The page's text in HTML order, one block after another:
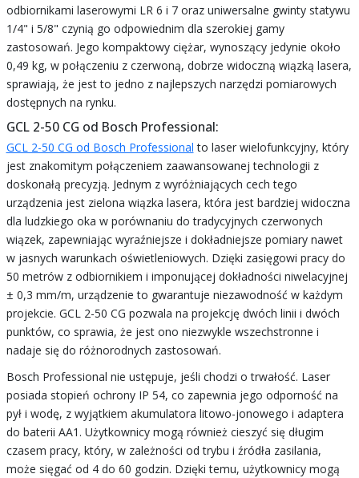
odbiornikami laserowymi LR 6 i 7 oraz uniwersalne gwinty statywu
1/4" i 5/8" czynią go odpowiednim dla szerokiej gamy
zastosowań. Jego kompaktowy ciężar, wynoszący jedynie około
0,49 kg, w połączeniu z czerwoną, dobrze widoczną wiązką lasera,
sprawiają, że jest to jedno z najlepszych narzędzi pomiarowych
dostępnych na rynku.
GCL 2-50 CG od Bosch Professional:
GCL 2-50 CG od Bosch Professional to laser wielofunkcyjny, który
jest znakomitym połączeniem zaawansowanej technologii z
doskonałą precyzją. Jednym z wyróżniających cech tego
urządzenia jest zielona wiązka lasera, która jest bardziej widoczna
dla ludzkiego oka w porównaniu do tradycyjnych czerwonych
wiązek, zapewniając wyraźniejsze i dokładniejsze pomiary nawet
w jasnych warunkach oświetleniowych. Dzięki zasięgowi pracy do
50 metrów z odbiornikiem i imponującej dokładności niwelacyjnej
± 0,3 mm/m, urządzenie to gwarantuje niezawodność w każdym
projekcie. GCL 2-50 CG pozwala na projekcję dwóch linii i dwóch
punktów, co sprawia, że jest ono niezwykle wszechstronne i
nadaje się do różnorodnych zastosowań.
Bosch Professional nie ustępuje, jeśli chodzi o trwałość. Laser
posiada stopień ochrony IP 54, co zapewnia jego odporność na
pył i wodę, z wyjątkiem akumulatora litowo-jonowego i adaptera
do baterii AA1. Użytkownicy mogą również cieszyć się długim
czasem pracy, który, w zależności od trybu i źródła zasilania,
może sięgać od 4 do 60 godzin. Dzięki temu, użytkownicy mogą